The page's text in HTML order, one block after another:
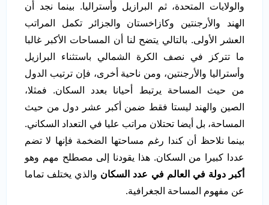
والولايات المتحدة، ثم البرازيل وأستراليا. بينما نجد أن
الهند والأرجنتين وكازاخستان والجزائر تكمل المراتب
العشر الأولى. بالتالي يتضح لنا أن المساحات الأكبر غالبا
ما تتركز في نصف الكرة الشمالي باستثناء البرازيل
وأستراليا والأرجنتين، ومن ناحية أخرى، فإن ترتيب الدول
من حيث المساحة يرتبط أحيانا بعدد السكان. فمثلا،
الصين والهند ليستا فقط ضمن أكبر عشر دول من حيث
المساحة، بل أيضا تحتلان مراتب عليا في التعداد السكاني.
بينما نلاحظ أن كندا رغم مساحتها الضخمة فإنها لا تضم
عددا كبيرا من السكان. هذا يقودنا إلى مصطلح مهم وهو
أكبر دولة في العالم في عدد السكان والذي يختلف تماما
عن مفهوم المساحة الجغرافية.